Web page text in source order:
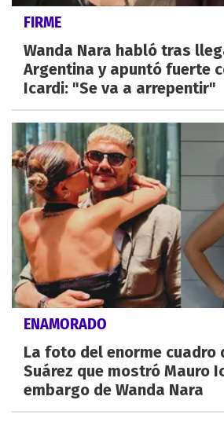
FIRME
Wanda Nara habló tras
Argentina y apuntó fuerte
Icardi: "Se va a arrepentir"
ENAMORADO
La foto del enorme cuadro
Suárez que mostró Mauro
embargo de Wanda Nara